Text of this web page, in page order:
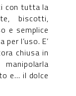
con tutta la
biscotti,
e semplice
l’uso. E’
chiusa in
e… il dolce